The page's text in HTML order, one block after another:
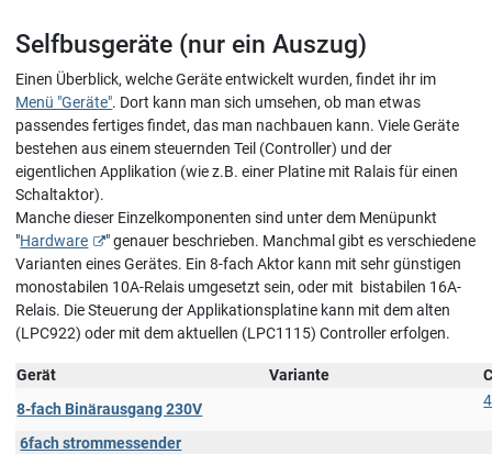
Selfbusgeräte (nur ein Auszug)
Einen Überblick, welche Geräte entwickelt wurden, findet ihr im
Menü "Geräte". Dort kann man sich umsehen, ob man etwas
passendes fertiges findet, das man nachbauen kann. Viele Geräte
bestehen aus einem steuernden Teil (Controller) und der
eigentlichen Applikation (wie z.B. einer Platine mit Ralais für einen
Schaltaktor).
Manche dieser Einzelkomponenten sind unter dem Menüpunkt
"Hardware
" genauer beschrieben. Manchmal gibt es verschiedene
Varianten eines Gerätes. Ein 8-fach Aktor kann mit sehr günstigen
monostabilen 10A-Relais umgesetzt sein, oder mit bistabilen 16A-
Relais. Die Steuerung der Applikationsplatine kann mit dem alten
(LPC922) oder mit dem aktuellen (LPC1115) Controller erfolgen.
Gerät Variante
8-fach Binärausgang 230V
6fach strommessender